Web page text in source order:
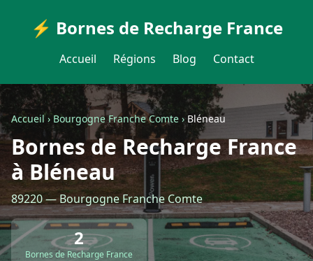
⚡ Bornes de Recharge France
Accueil Régions Blog Contact
Accueil›Bourgogne Franche Comte ›Bléneau
Bornes de Recharge France
à Bléneau
89220 — Bourgogne Franche Comte
2
Bornes de Recharge France